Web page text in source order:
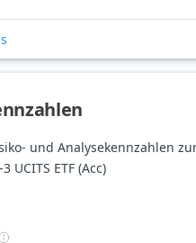
und Analysekennzahlen
UCITS ETF (Acc)